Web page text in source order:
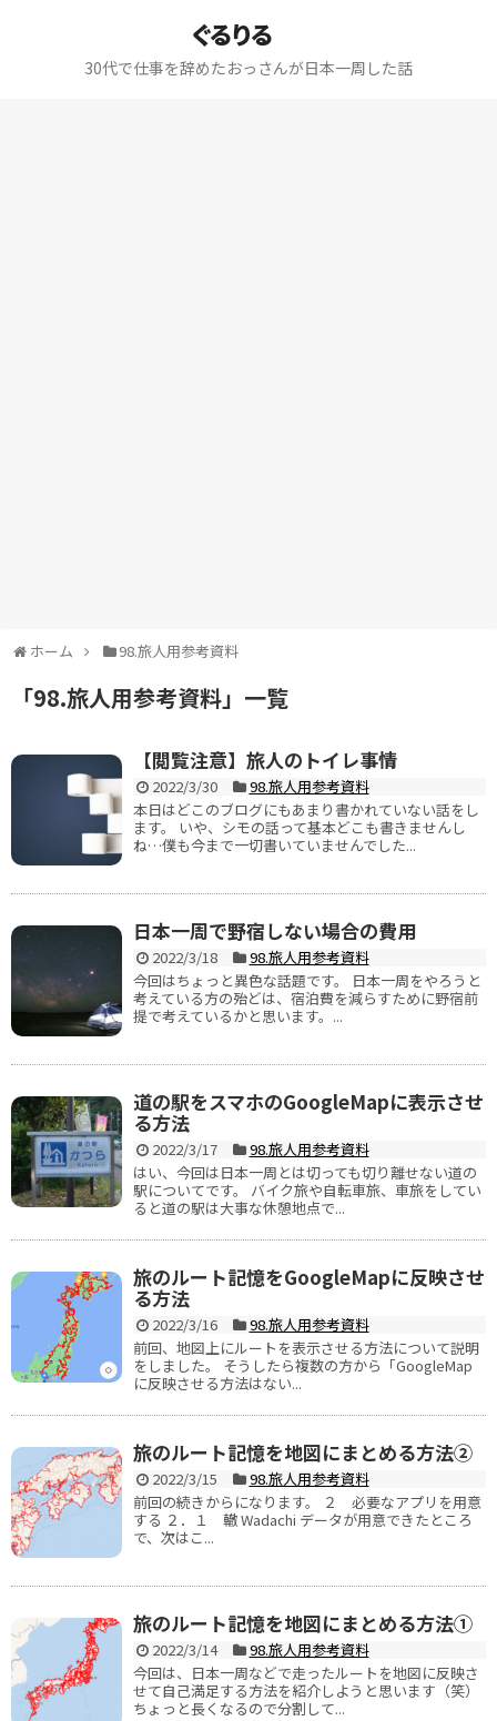
ぐるりる
30代で仕事を辞めたおっさんが日本一周した話
ホーム 98.旅人用参考資料
「98.旅人用参考資料」 一覧
【閲覧注意】旅人のトイレ事情
2022/3/30
98.旅人用参考資料
本日はどこのブログにもあまり書かれていない話をし
ます。 いや、シモの話って基本どこも書きませんし
ね…僕も今まで一切書いていませんでした...
日本一周で野宿しない場合の費用
2022/3/18
98.旅人用参考資料
今回はちょっと異色な話題です。 日本一周をやろうと
考えている方の殆どは、宿泊費を減らすために野宿前
提で考えているかと思います。...
道の駅をスマホのGoogleMapに表示させ
る方法
2022/3/17
98.旅人用参考資料
はい、今回は日本一周とは切っても切り離せない道の
駅についてです。 バイク旅や自転車旅、車旅をしてい
ると道の駅は大事な休憩地点で...
旅のルート記憶をGoogleMapに反映させ
る方法
2022/3/16
98.旅人用参考資料
前回、地図上にルートを表示させる方法について説明
をしました。 そうしたら複数の方から「GoogleMap
に反映させる方法はない...
旅のルート記憶を地図にまとめる方法②
2022/3/15
98.旅人用参考資料
前回の続きからになります。 ２ 必要なアプリを用意
する ２．１ 轍 Wadachi データが用意できたところ
で、次はこ...
旅のルート記憶を地図にまとめる方法①
2022/3/14
98.旅人用参考資料
今回は、日本一周などで走ったルートを地図に反映さ
せて自己満足する方法を紹介しようと思います（笑）
ちょっと長くなるので分割して...